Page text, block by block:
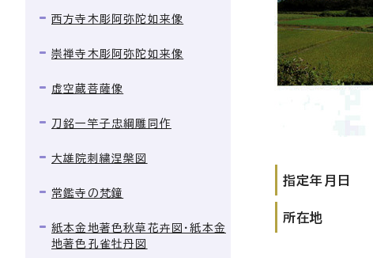
指定年月日
所在地
西方寺木彫阿弥陀如来像
崇禅寺木彫阿弥陀如来像
虚空蔵菩薩像
刀銘一竿子忠綱雕同作
大雄院刺繍涅槃図
常鑑寺の梵鐘
紙本金地著色秋草花卉図・紙本金
地著色孔雀牡丹図